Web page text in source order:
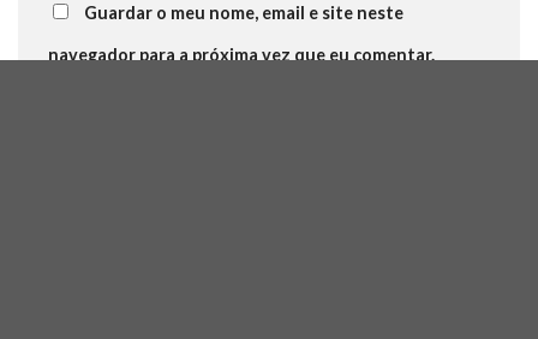
Guardar o meu nome, email e site neste
navegador para a próxima vez que eu comentar.